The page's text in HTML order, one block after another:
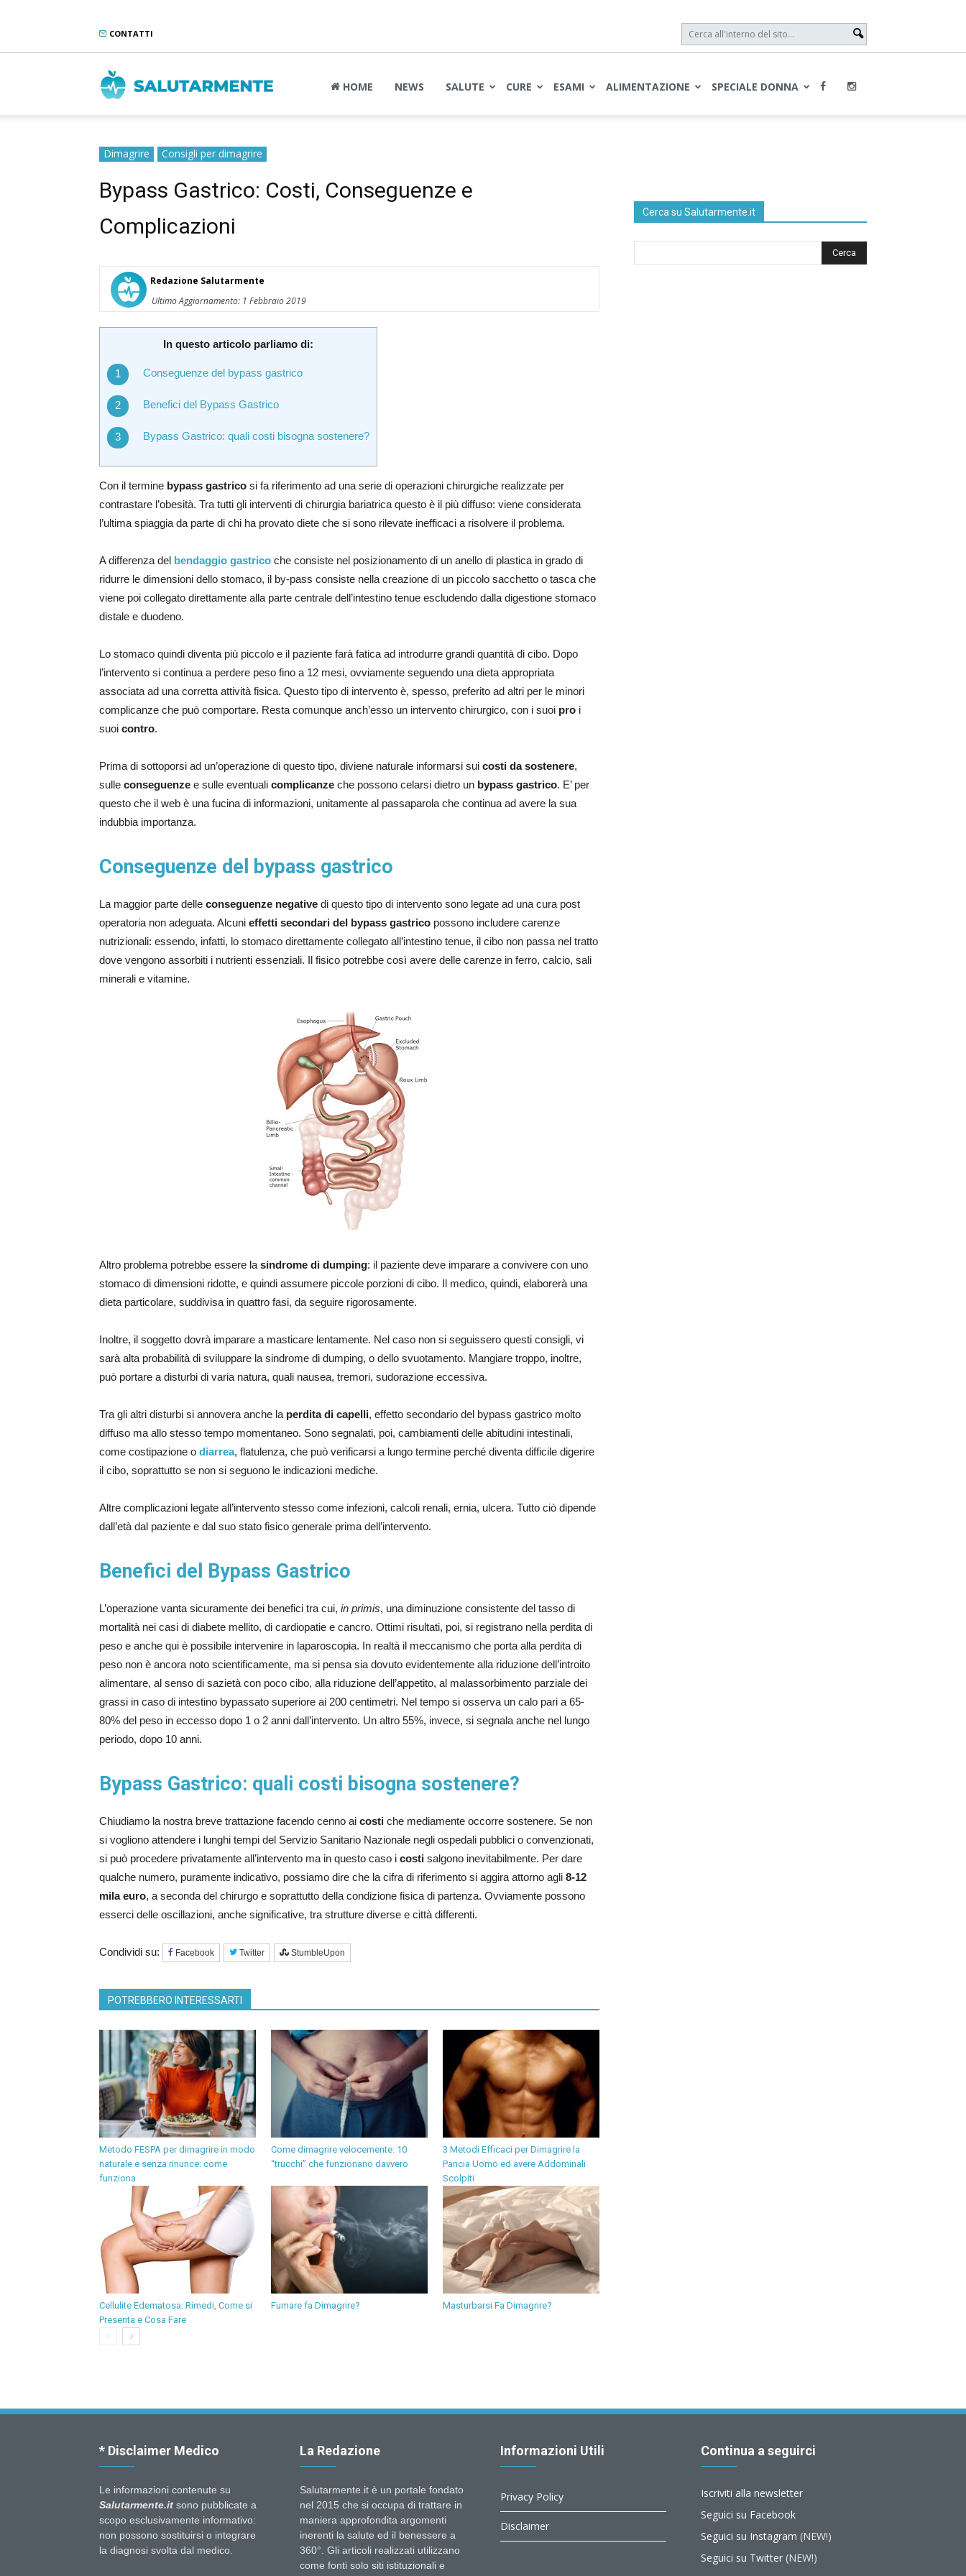
CONTATTI
Salutarmente HOME NEWS SALUTE CURE ESAMI ALIMENTAZIONE SPECIALE DONNA
Dimagrire Consigli per dimagrire
Bypass Gastrico: Costi, Conseguenze e
Complicazioni
Redazione Salutarmente
Ultimo Aggiornamento: 1 Febbraio 2019
In questo articolo parliamo di:
Conseguenze del bypass gastrico
Benefici del Bypass Gastrico
Bypass Gastrico: quali costi bisogna sostenere?
Con il termine bypass gastrico si fa riferimento ad una serie di operazioni chirurgiche realizzate per
contrastare l’obesità. Tra tutti gli interventi di chirurgia bariatrica questo è il più diffuso: viene considerata
l’ultima spiaggia da parte di chi ha provato diete che si sono rilevate inefficaci a risolvere il problema.
A differenza del bendaggio gastrico che consiste nel posizionamento di un anello di plastica in grado di
ridurre le dimensioni dello stomaco, il by-pass consiste nella creazione di un piccolo sacchetto o tasca che
viene poi collegato direttamente alla parte centrale dell’intestino tenue escludendo dalla digestione stomaco
distale e duodeno.
Lo stomaco quindi diventa più piccolo e il paziente farà fatica ad introdurre grandi quantità di cibo. Dopo
l’intervento si continua a perdere peso fino a 12 mesi, ovviamente seguendo una dieta appropriata
associata ad una corretta attività fisica. Questo tipo di intervento è, spesso, preferito ad altri per le minori
complicanze che può comportare. Resta comunque anch’esso un intervento chirurgico, con i suoi pro i
suoi contro.
Prima di sottoporsi ad un’operazione di questo tipo, diviene naturale informarsi sui costi da sostenere,
sulle conseguenze e sulle eventuali complicanze che possono celarsi dietro un bypass gastrico. E’ per
questo che il web è una fucina di informazioni, unitamente al passaparola che continua ad avere la sua
indubbia importanza.
Conseguenze del bypass gastrico
La maggior parte delle conseguenze negative di questo tipo di intervento sono legate ad una cura post
operatoria non adeguata. Alcuni effetti secondari del bypass gastrico possono includere carenze
nutrizionali: essendo, infatti, lo stomaco direttamente collegato all’intestino tenue, il cibo non passa nel tratto
dove vengono assorbiti i nutrienti essenziali. Il fisico potrebbe così avere delle carenze in ferro, calcio, sali
minerali e vitamine.
Altro problema potrebbe essere la sindrome di dumping: il paziente deve imparare a convivere con uno
stomaco di dimensioni ridotte, e quindi assumere piccole porzioni di cibo. Il medico, quindi, elaborerà una
dieta particolare, suddivisa in quattro fasi, da seguire rigorosamente.
Inoltre, il soggetto dovrà imparare a masticare lentamente. Nel caso non si seguissero questi consigli, vi
sarà alta probabilità di sviluppare la sindrome di dumping, o dello svuotamento. Mangiare troppo, inoltre,
può portare a disturbi di varia natura, quali nausea, tremori, sudorazione eccessiva.
Tra gli altri disturbi si annovera anche la perdita di capelli, effetto secondario del bypass gastrico molto
diffuso ma allo stesso tempo momentaneo. Sono segnalati, poi, cambiamenti delle abitudini intestinali,
come costipazione o diarrea, flatulenza, che può verificarsi a lungo termine perché diventa difficile digerire
il cibo, soprattutto se non si seguono le indicazioni mediche.
Altre complicazioni legate all’intervento stesso come infezioni, calcoli renali, ernia, ulcera. Tutto ciò dipende
dall’età dal paziente e dal suo stato fisico generale prima dell’intervento.
Benefici del Bypass Gastrico
L’operazione vanta sicuramente dei benefici tra cui, in primis, una diminuzione consistente del tasso di
mortalità nei casi di diabete mellito, di cardiopatie e cancro. Ottimi risultati, poi, si registrano nella perdita di
peso e anche qui è possibile intervenire in laparoscopia. In realtà il meccanismo che porta alla perdita di
peso non è ancora noto scientificamente, ma si pensa sia dovuto evidentemente alla riduzione dell’introito
alimentare, al senso di sazietà con poco cibo, alla riduzione dell’appetito, al malassorbimento parziale dei
grassi in caso di intestino bypassato superiore ai 200 centimetri. Nel tempo si osserva un calo pari a 65-
80% del peso in eccesso dopo 1 o 2 anni dall’intervento. Un altro 55%, invece, si segnala anche nel lungo
periodo, dopo 10 anni.
Bypass Gastrico: quali costi bisogna sostenere?
Chiudiamo la nostra breve trattazione facendo cenno ai costi che mediamente occorre sostenere. Se non
si vogliono attendere i lunghi tempi del Servizio Sanitario Nazionale negli ospedali pubblici o convenzionati,
si può procedere privatamente all’intervento ma in questo caso i costi salgono inevitabilmente. Per dare
qualche numero, puramente indicativo, possiamo dire che la cifra di riferimento si aggira attorno agli 8-12
mila euro, a seconda del chirurgo e soprattutto della condizione fisica di partenza. Ovviamente possono
esserci delle oscillazioni, anche significative, tra strutture diverse e città differenti.
Condividi su: Facebook Twitter StumbleUpon
POTREBBERO INTERESSARTI
Metodo FESPA per dimagrire in modo
naturale e senza rinunce: come
funziona
Come dimagrire velocemente: 10
“trucchi” che funzionano davvero
3 Metodi Efficaci per Dimagrire la
Pancia Uomo ed avere Addominali
Scolpiti
Cellulite Edematosa: Rimedi, Come si
Presenta e Cosa Fare
Fumare fa Dimagrire? Masturbarsi Fa Dimagrire?
Cerca su Salutarmente.it
* Disclaimer Medico
Le informazioni contenute su
Salutarmente.it sono pubblicate a
scopo esclusivamente informativo:
non possono sostituirsi o integrare
la diagnosi svolta dal medico.
La Redazione
Salutarmente.it è un portale fondato
nel 2015 che si occupa di trattare in
maniera approfondita argomenti
inerenti la salute ed il benessere a
360°. Gli articoli realizzati utilizzano
come fonti solo siti istituzionali e
Informazioni Utili
Privacy Policy
Disclaimer
Continua a seguirci
Iscriviti alla newsletter
Seguici su Facebook
Seguici su Instagram (NEW!)
Seguici su Twitter (NEW!)